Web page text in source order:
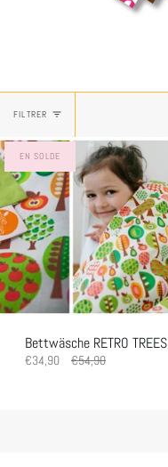
FILTRER
EN SOLDE
Bettwäsche RETRO TREES
€34,90 €54,90